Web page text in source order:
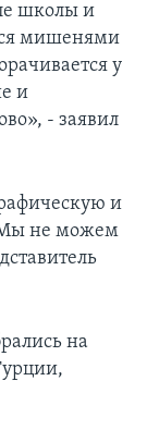
школы и
мишенями
у
и
- заявил
и
Мы не можем
на